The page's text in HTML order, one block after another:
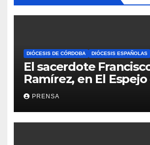
DIÓCESIS DE CÓRDOBA DIÓCESIS ESPAÑOLAS
El sacerdote
Ramírez, en El
Iglesia
PRENSA